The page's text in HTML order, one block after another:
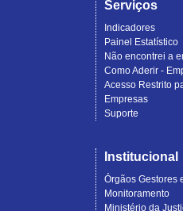
Serviços
Indicadores
Painel Estatístico
Não encontrei a
Como Aderir -
Acesso Restrito
Empresas
Suporte
Institucional
Órgãos Gestores
Monitoramento
Ministério da